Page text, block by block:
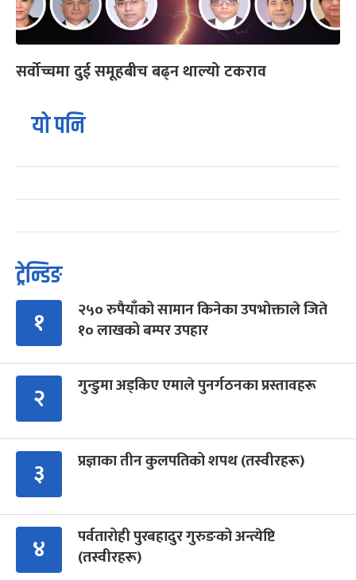
सर्वोच्चमा दुई समूहबीच बढ्न थाल्यो टकराव
यो पनि
ट्रेन्डिङ
१
२५० रुपैयाँको सामान किनेका उपभोक्ताले जिते
१० लाखको बम्पर उपहार
२ गुन्डुमा अड्किए एमाले पुनर्गठनका प्रस्तावहरू
३ प्रज्ञाका तीन कुलपतिको शपथ (तस्वीरहरू)
४
पर्वतारोही पुरबहादुर गुरुङको अन्त्येष्टि
(तस्वीरहरू)